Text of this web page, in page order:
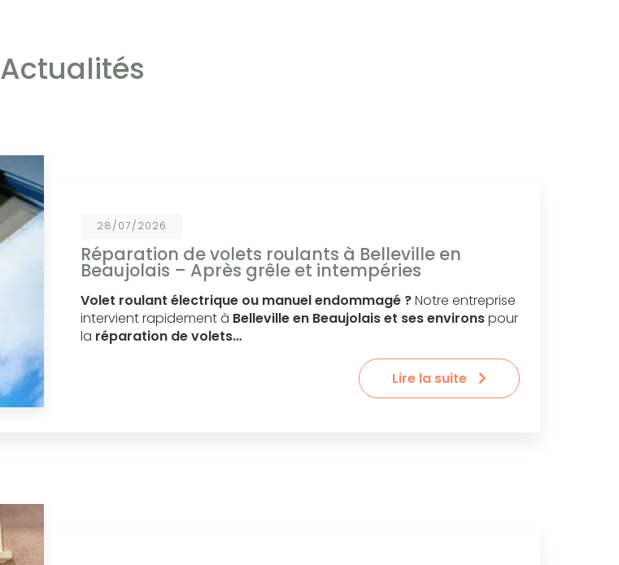
Actualités
28/07/2026
Réparation de volets roulants à Belleville en
Beaujolais – Après grêle et intempéries
Volet roulant électrique ou manuel endommagé ?Notre entreprise
intervient rapidement à Belleville en Beaujolais et ses environspour
la réparation de volets…
Lire la suite